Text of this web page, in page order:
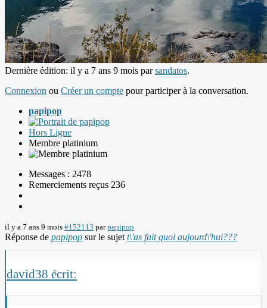
Dernière édition: il y a 7 ans 9 mois parsandatos.
Connexion ou Créer un compte pour participer à la conversation.
papipop
Hors Ligne
Membre platinium
Messages : 2478
Remerciements reçus 236
il y a 7 ans 9 mois #152113 parpapipop
Réponse de papipop sur le sujet t\'as fait quoi aujourd\'hui???
david38 écrit: